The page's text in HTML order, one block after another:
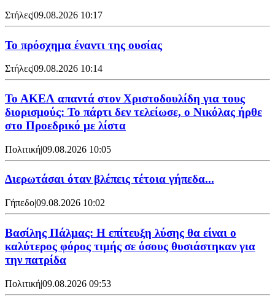
Στήλες|09.08.2026 10:17
Το πρόσχημα έναντι της ουσίας
Στήλες|09.08.2026 10:14
Το ΑΚΕΛ απαντά στον Χριστοδουλίδη για τους
διορισμούς: Το πάρτι δεν τελείωσε, ο Νικόλας ήρθε
στο Προεδρικό με λίστα
Πολιτική|09.08.2026 10:05
Διερωτάσαι όταν βλέπεις τέτοια γήπεδα...
Γήπεδο|09.08.2026 10:02
Βασίλης Πάλμας: Η επίτευξη λύσης θα είναι ο
καλύτερος φόρος τιμής σε όσους θυσιάστηκαν για
την πατρίδα
Πολιτική|09.08.2026 09:53